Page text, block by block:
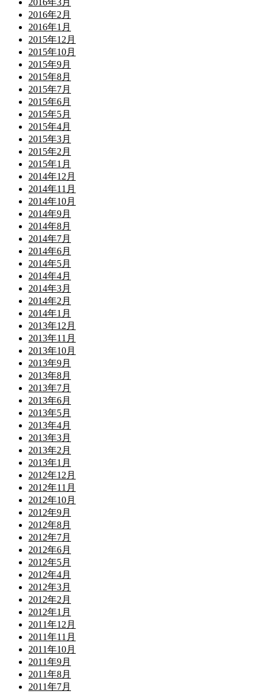
2016年3月
2016年2月
2016年1月
2015年12月
2015年10月
2015年9月
2015年8月
2015年7月
2015年6月
2015年5月
2015年4月
2015年3月
2015年2月
2015年1月
2014年12月
2014年11月
2014年10月
2014年9月
2014年8月
2014年7月
2014年6月
2014年5月
2014年4月
2014年3月
2014年2月
2014年1月
2013年12月
2013年11月
2013年10月
2013年9月
2013年8月
2013年7月
2013年6月
2013年5月
2013年4月
2013年3月
2013年2月
2013年1月
2012年12月
2012年11月
2012年10月
2012年9月
2012年8月
2012年7月
2012年6月
2012年5月
2012年4月
2012年3月
2012年2月
2012年1月
2011年12月
2011年11月
2011年10月
2011年9月
2011年8月
2011年7月